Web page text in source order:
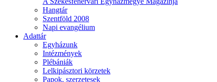
Hangtár
Szentföld 2008
Napi evangélium
Adattár
Egyházunk
Intézmények
Plébániák
Lelkipásztori körzetek
Papok, szerzetesek